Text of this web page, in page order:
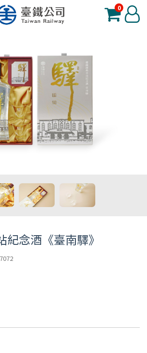
0 登
入
紀念酒《臺南驛》